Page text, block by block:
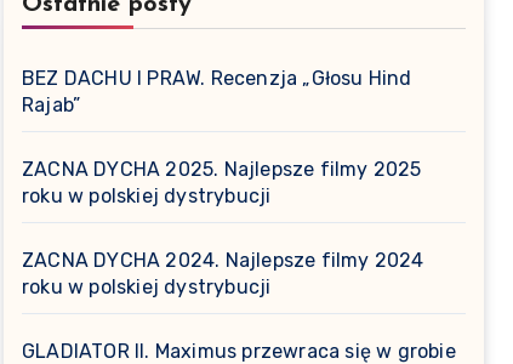
Ostatnie posty
BEZ DACHU I PRAW. Recenzja „Głosu Hind
Rajab”
ZACNA DYCHA 2025. Najlepsze filmy 2025
roku w polskiej dystrybucji
ZACNA DYCHA 2024. Najlepsze filmy 2024
roku w polskiej dystrybucji
GLADIATOR II. Maximus przewraca się w grobie